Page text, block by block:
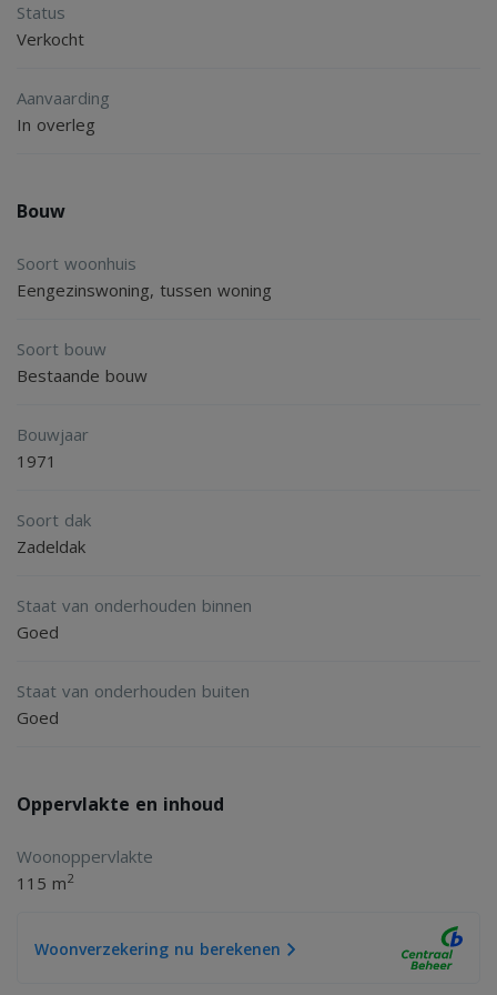
inbouwapparatuur.
Eerste verdieping
overloop, 3 slaapkamers, badkamer voorzien van
middels vaste trap te bereiken zolder met een overloop
met bergruimte, witgoedaansluiting en de Cv opstelling en
een slaapkamer.
Aanvullende informatie:
- gebruiksoppervlakte wonen 115 m
- externe bergruimte 9 m
- perceeloppervlakte 138 m
- 4 slaapkamers
Status
Verkocht
Aanvaarding
In overleg
Bouw
Soort woonhuis
Eengezinswoning, tussen woning
Soort bouw
Bestaande bouw
Bouwjaar
1971
Soort dak
Zadeldak
Staat van onderhouden binnen
Goed
Staat van onderhouden buiten
Goed
Oppervlakte en inhoud
Woonoppervlakte
115 m2
Woonverzekering nu berekenen